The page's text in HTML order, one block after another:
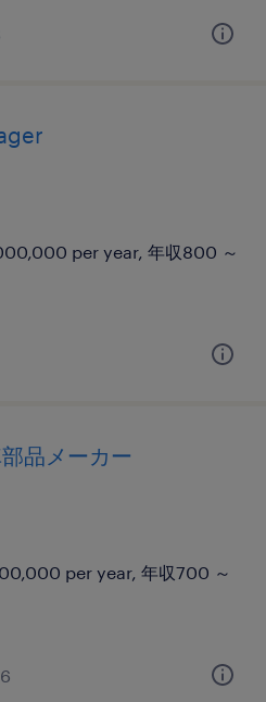
per year, 年収800 ～
品メーカー
per year, 年収700 ～